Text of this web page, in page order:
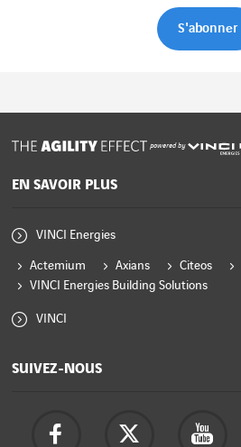
powered by
EN SAVOIR PLUS
VINCI Energies
Actemium Axians Citeos
VINCI Energies Building Solutions
VINCI
SUIVEZ-NOUS